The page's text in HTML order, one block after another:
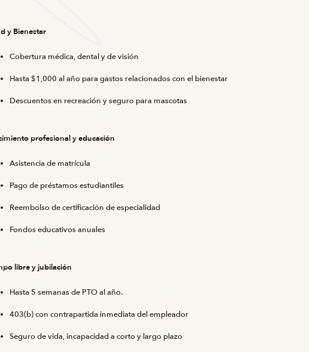
y Bienestar
Cobertura médica, dental y de visión
Hasta $1,000 al año para gastos relacionados con el bienestar
Descuentos en recreación y seguro para mascotas
profesional y educación
Asistencia de matrícula
Pago de préstamos estudiantiles
Reembolso de certificación de especialidad
Fondos educativos anuales
libre y jubilación
Hasta 5 semanas de PTO al año.
403(b) con contrapartida inmediata del empleador
Seguro de vida, incapacidad a corto y largo plazo